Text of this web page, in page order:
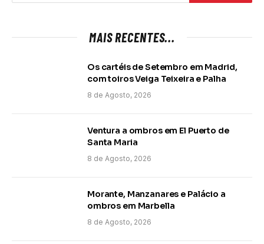
MAIS RECENTES...
Os cartéis de Setembro em Madrid,
com toiros Veiga Teixeira e Palha
8 de Agosto, 2026
Ventura a ombros em El Puerto de
Santa Maria
8 de Agosto, 2026
Morante, Manzanares e Palácio a
ombros em Marbella
8 de Agosto, 2026